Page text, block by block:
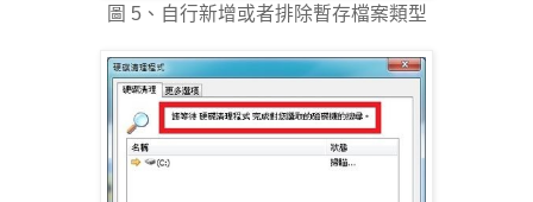
圖 5、自行新增或者排除暫存檔案類型